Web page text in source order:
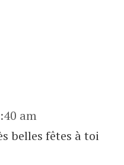
am
belles fêtes à toi